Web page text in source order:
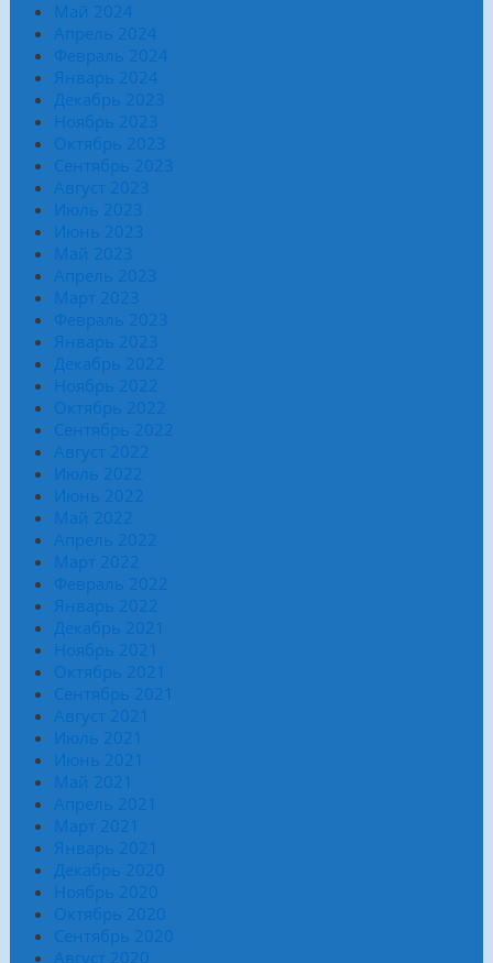
Май 2024
Апрель 2024
Февраль 2024
Январь 2024
Декабрь 2023
Ноябрь 2023
Октябрь 2023
Сентябрь 2023
Август 2023
Июль 2023
Июнь 2023
Май 2023
Апрель 2023
Март 2023
Февраль 2023
Январь 2023
Декабрь 2022
Ноябрь 2022
Октябрь 2022
Сентябрь 2022
Август 2022
Июль 2022
Июнь 2022
Май 2022
Апрель 2022
Март 2022
Февраль 2022
Январь 2022
Декабрь 2021
Ноябрь 2021
Октябрь 2021
Сентябрь 2021
Август 2021
Июль 2021
Июнь 2021
Май 2021
Апрель 2021
Март 2021
Январь 2021
Декабрь 2020
Ноябрь 2020
Октябрь 2020
Сентябрь 2020
Август 2020